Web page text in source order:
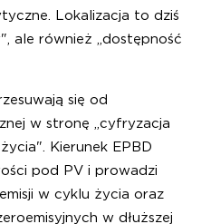
Lokalizacja to dziś
ale również „dostępność
się od
w stronę „cyfryzacja
Kierunek EPBD
pod PV i prowadzi
w cyklu życia oraz
w dłuższej